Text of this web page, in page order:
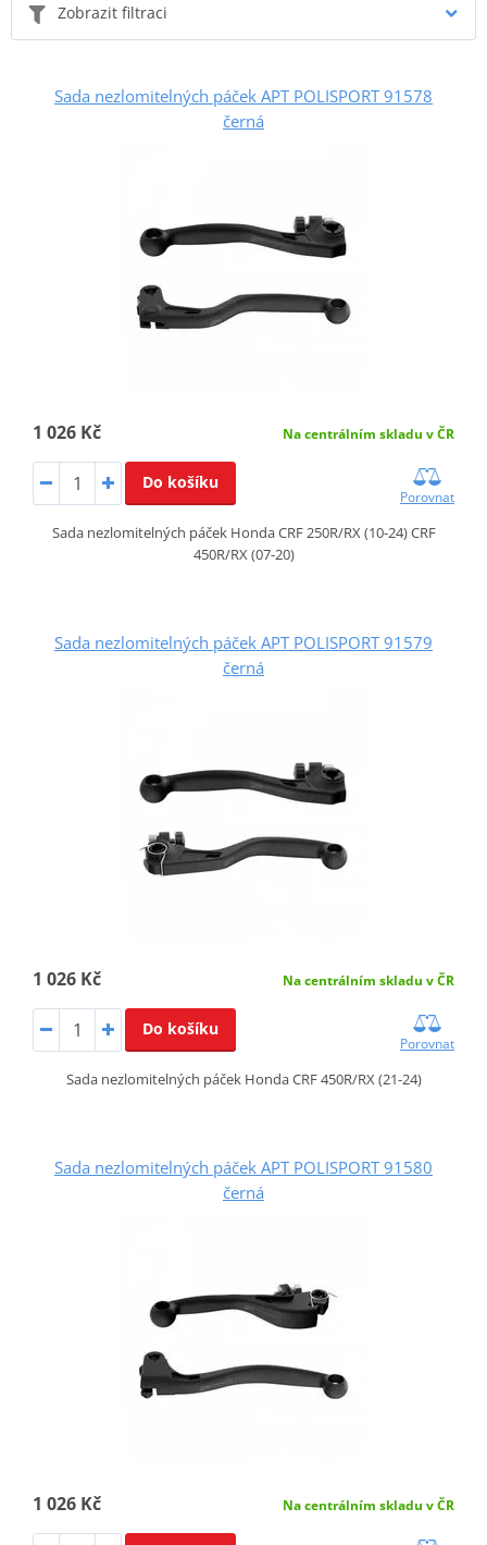
Zobrazit filtraci
Sada nezlomitelných páček APT POLISPORT 91578
černá
1 026 Kč Na centrálním skladu v ČR
Do košíku
Porovnat
Sada nezlomitelných páček Honda CRF 250R/RX (10-24) CRF
450R/RX (07-20)
Sada nezlomitelných páček APT POLISPORT 91579
černá
1 026 Kč Na centrálním skladu v ČR
Do košíku
Porovnat
Sada nezlomitelných páček Honda CRF 450R/RX (21-24)
Sada nezlomitelných páček APT POLISPORT 91580
černá
1 026 Kč Na centrálním skladu v ČR